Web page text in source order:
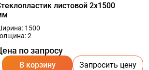
листовой 2х1500
1500
2
по запросу
В корзину Запросить цену